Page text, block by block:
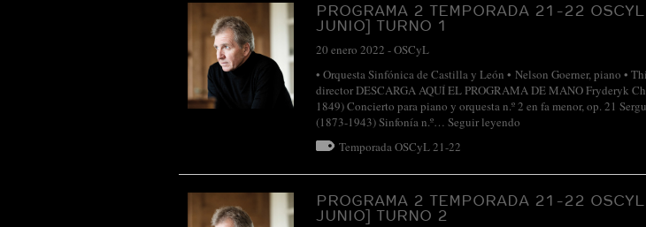
PROGRAMA 2 TEMPORADA 21-22
JUNIO] TURNO 1
20 enero 2022 -OSCyL
• Orquesta Sinfónica de Castilla y León • Nelson Goerner, piano •
director DESCARGA AQUÍ EL PROGRAMA DE MANO Fryderyk
1849) Concierto para piano y orquesta n.º 2 en fa menor, op. 21
(1873-1943) Sinfonía n.º… Seguir leyendo
Temporada OSCyL 21-22
PROGRAMA 2 TEMPORADA 21-22
JUNIO] TURNO 2